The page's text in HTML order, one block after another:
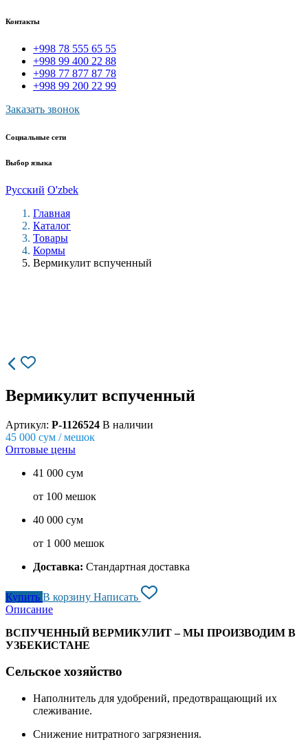
Контакты
+998 78 555 65 55
+998 99 400 22 88
+998 77 877 87 78
+998 99 200 22 99
Заказать звонок
Социальные сети
Выбор языка
Русский O'zbek
Главная
Каталог
Товары
Кормы
Вермикулит вспученный
Вермикулит вспученный
Артикул: P-1126524 В наличии
45 000 сум / мешок
Оптовые цены
41 000 сум
от 100 мешок
40 000 сум
от 1 000 мешок
Доставка: Стандартная доставка
Купить В корзину Написать
Описание
ВСПУЧЕННЫЙ ВЕРМИКУЛИТ – МЫ ПРОИЗВОДИМ В
УЗБЕКИСТАНЕ
Сельское хозяйство
Наполнитель для удобрений, предотвращающий их
слеживание.
Снижение нитратного загрязнения.